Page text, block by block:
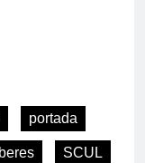
portada
SCUL